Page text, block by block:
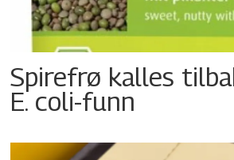
Spirefrø kalles
E. coli-funn